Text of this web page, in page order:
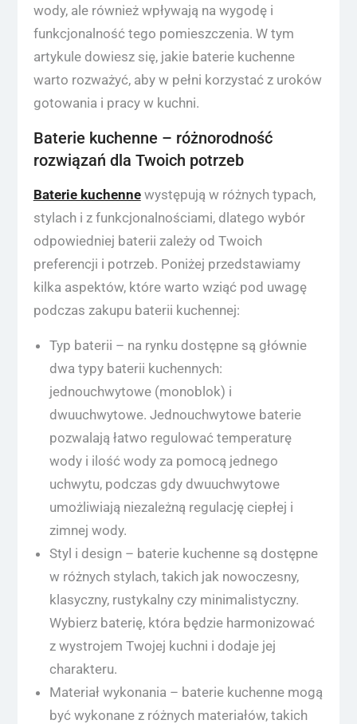
wody, ale również wpływają na wygodę i
funkcjonalność tego pomieszczenia. W tym
artykule dowiesz się, jakie baterie kuchenne
warto rozważyć, aby w pełni korzystać z uroków
gotowania i pracy w kuchni.
Baterie kuchenne – różnorodność
rozwiązań dla Twoich potrzeb
Baterie kuchennewystępują w różnych typach,
stylach i z funkcjonalnościami, dlatego wybór
odpowiedniej baterii zależy od Twoich
preferencji i potrzeb. Poniżej przedstawiamy
kilka aspektów, które warto wziąć pod uwagę
podczas zakupu baterii kuchennej:
Typ baterii – na rynku dostępne są głównie
dwa typy baterii kuchennych:
jednouchwytowe (monoblok) i
dwuuchwytowe. Jednouchwytowe baterie
pozwalają łatwo regulować temperaturę
wody i ilość wody za pomocą jednego
uchwytu, podczas gdy dwuuchwytowe
umożliwiają niezależną regulację ciepłej i
zimnej wody.
Styl i design – baterie kuchenne są dostępne
w różnych stylach, takich jak nowoczesny,
klasyczny, rustykalny czy minimalistyczny.
Wybierz baterię, która będzie harmonizować
z wystrojem Twojej kuchni i dodaje jej
charakteru.
Materiał wykonania – baterie kuchenne mogą
być wykonane z różnych materiałów, takich